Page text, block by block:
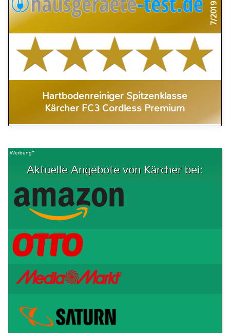
7/2019
Hartbodenreiniger Spitzenklasse
Kärcher FC3 Cordless Premium
Werbung*
Aktuelle Angebote von Kärcher bei: